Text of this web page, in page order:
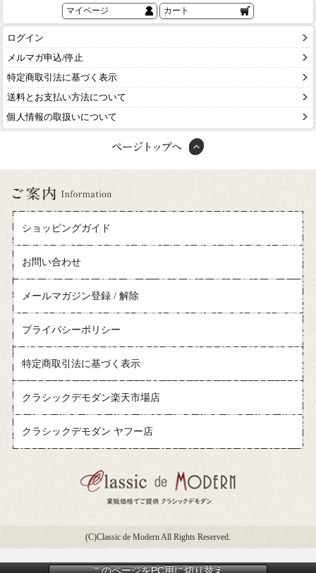
マイページ カート
ログイン
メルマガ申込/停止
特定商取引法に基づく表示
送料とお支払い方法について
個人情報の取扱いについて
ショッピングガイド
お問い合わせ
メールマガジン登録 / 解除
プライバシーポリシー
特定商取引法に基づく表示
クラシックデモダン楽天市場店
クラシックデモダン ヤフー店
(C)Classic de Modern All Rights Reserved.
このページをPC用に切り替え